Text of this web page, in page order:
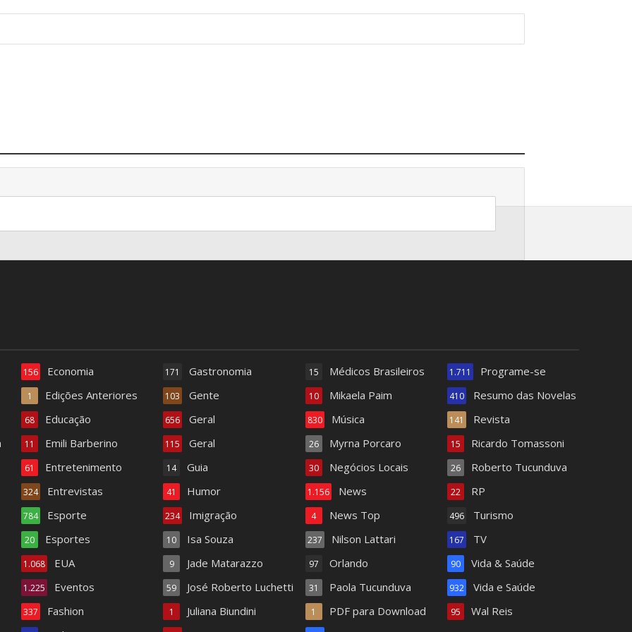
Economia
156
Edições Anteriores
1
Educação
68
Emili Barberino
11
Entretenimento
61
Entrevistas
324
Esporte
784
Esportes
20
EUA
1.068
Eventos
1.225
Fashion
337
Gastronomia
171
Gente
103
Geral
656
Geral
115
Guia
14
Humor
41
Imigração
234
Isa Souza
10
Jade Matarazzo
9
José Roberto Luchetti
59
Juliana Biundini
1
Médicos Brasileiros
15
Mikaela Paim
10
Música
830
Myrna Porcaro
26
Negócios Locais
30
News
1.156
News Top
4
Nilson Lattari
237
Orlando
97
Paola Tucunduva
31
PDF para Download
1
Programe-se
1.711
Resumo das Novelas
410
Revista
141
Ricardo Tomassoni
15
Roberto Tucunduva
26
RP
22
Turismo
496
TV
167
Vida & Saúde
90
Vida e Saúde
932
Wal Reis
95